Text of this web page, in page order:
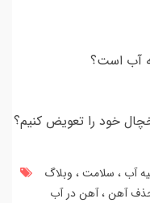
آب است؟
خود را تعویض کنیم؟
آب سلامت وبلاگ
آهن آهن در آب